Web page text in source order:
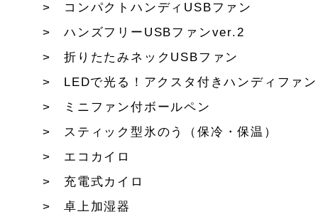
コンパクトハンディUSBファン
ハンズフリーUSBファンver.2
折りたたみネックUSBファン
LEDで光る！アクスタ付きハンディファン
ミニファン付ボールペン
スティック型氷のう（保冷・保温）
エコカイロ
充電式カイロ
卓上加湿器